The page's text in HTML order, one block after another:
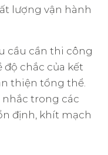
lượng vận hành
cầu cần thi công
độ chắc của kết
thiện tổng thể.
trong các
định, khít mạch